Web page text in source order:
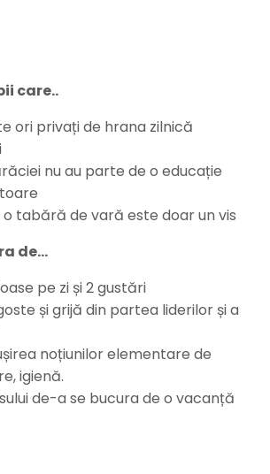
care..
ori privați de hrana zilnică
nu au parte de o educație
tabără de vară este doar un vis
de…
pe zi și 2 gustări
și grijă din partea liderilor și a
noțiunilor elementare de
igienă.
de-a se bucura de o vacanță